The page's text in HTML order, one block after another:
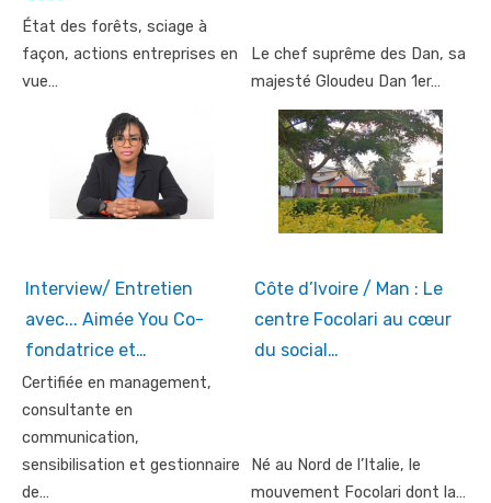
État des forêts, sciage à
façon, actions entreprises en
vue…
Le chef suprême des Dan, sa
majesté Gloudeu Dan 1er…
Interview/ Entretien
avec... Aimée You Co-
fondatrice et…
Certifiée en management,
consultante en
communication,
sensibilisation et gestionnaire
de…
Côte d’Ivoire / Man : Le
centre Focolari au cœur
du social…
Né au Nord de l’Italie, le
mouvement Focolari dont la…